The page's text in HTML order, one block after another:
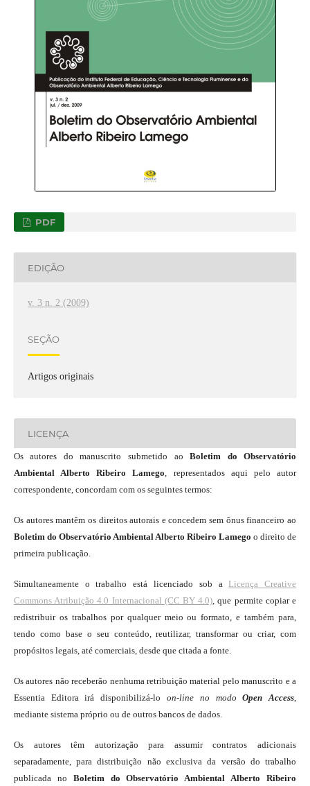
PDF
EDIÇÃO
v. 3 n. 2 (2009)
SEÇÃO
Artigos originais
LICENÇA
Os autores do manuscrito submetido aoBoletim do Observatório
Ambiental Alberto Ribeiro Lamego, representados aqui pelo autor
correspondente, concordam com os seguintes termos:
Os autores mantêm os direitos autorais e concedem sem ônus financeiro ao
Boletim do Observatório Ambiental Alberto Ribeiro Lamegoo direito de
primeira publicação.
Simultaneamente o trabalho está licenciado sob a Licença Creative
Commons Atribuição 4.0 Internacional (CC BY 4.0), que permite copiar e
redistribuir os trabalhos por qualquer meio ou formato, e também para,
tendo como base o seu conteúdo, reutilizar, transformar ou criar, com
propósitos legais, até comerciais, desde que citada a fonte.
Os autores não receberão nenhuma retribuição material pelo manuscrito e a
Essentia Editora irá disponibilizá-lo on-line no modo Open Access,
mediante sistema próprio ou de outros bancos de dados.
Os autores têm autorização para assumir contratos adicionais
separadamente, para distribuição não exclusiva da versão do trabalho
publicada no Boletim do Observatório Ambiental Alberto Ribeiro